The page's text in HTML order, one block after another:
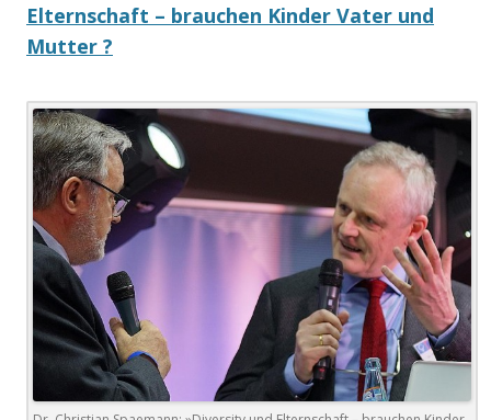
Elternschaft – brauchen Kinder Vater und
Mutter ?